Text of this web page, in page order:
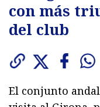
con más
del club
El conjunto